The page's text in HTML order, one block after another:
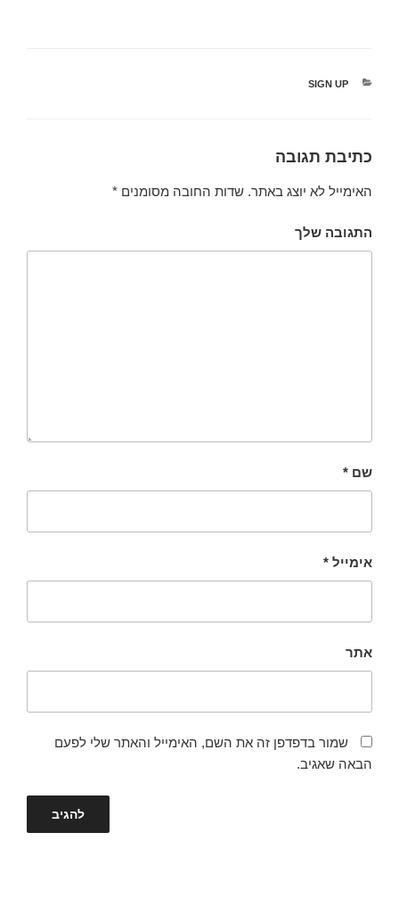
קטגוריות
SIGN UP
כתיבת תגובה
האימייל לא יוצג באתר. שדות החובה מסומנים *
התגובה שלך
שם *
אימייל *
אתר
שמור בדפדפן זה את השם, האימייל והאתר שלי לפעם
הבאה שאגיב.